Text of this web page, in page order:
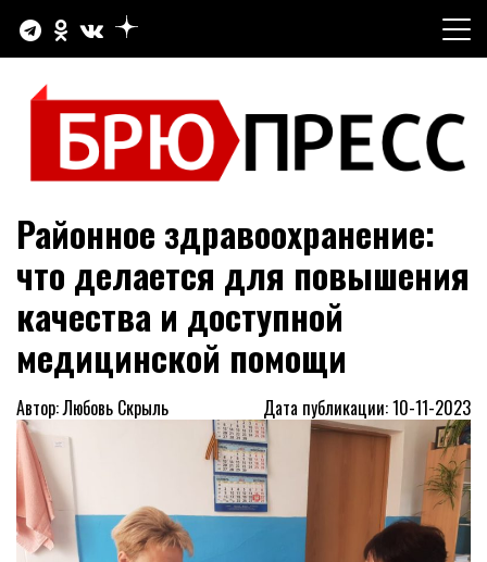
содержимому
БРЮПРЕСС
Официальный сайт газеты "Брюховецкие новости"
Районное здравоохранение:
что делается для повышения
качества и доступной
медицинской помощи
Автор: Любовь Скрыль Дата публикации: 10-11-2023